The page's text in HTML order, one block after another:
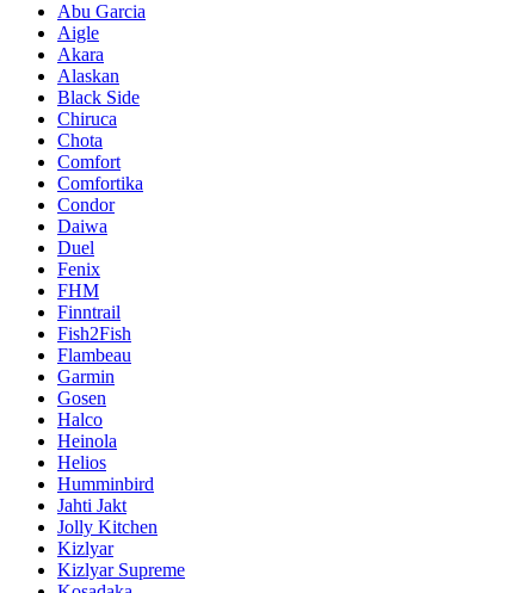
Abu Garcia
Aigle
Akara
Alaskan
Black Side
Chiruca
Chota
Comfort
Comfortika
Condor
Daiwa
Duel
Fenix
FHM
Finntrail
Fish2Fish
Flambeau
Garmin
Gosen
Halco
Heinola
Helios
Humminbird
Jahti Jakt
Jolly Kitchen
Kizlyar
Kizlyar Supreme